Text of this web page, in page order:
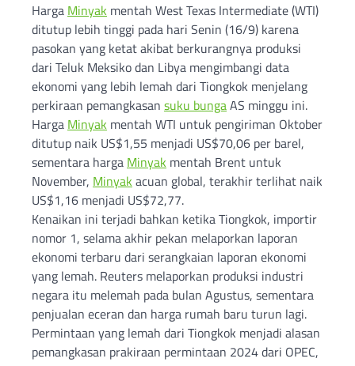
Harga Minyak mentah West Texas Intermediate (WTI)
ditutup lebih tinggi pada hari Senin (16/9) karena
pasokan yang ketat akibat berkurangnya produksi
dari Teluk Meksiko dan Libya mengimbangi data
ekonomi yang lebih lemah dari Tiongkok menjelang
perkiraan pemangkasan suku bungaAS minggu ini.
Harga Minyak mentah WTI untuk pengiriman Oktober
ditutup naik US$1,55 menjadi US$70,06 per barel,
sementara harga Minyak mentah Brent untuk
November, Minyak acuan global, terakhir terlihat naik
US$1,16 menjadi US$72,77.
Kenaikan ini terjadi bahkan ketika Tiongkok, importir
nomor 1, selama akhir pekan melaporkan laporan
ekonomi terbaru dari serangkaian laporan ekonomi
yang lemah. Reuters melaporkan produksi industri
negara itu melemah pada bulan Agustus, sementara
penjualan eceran dan harga rumah baru turun lagi.
Permintaan yang lemah dari Tiongkok menjadi alasan
pemangkasan prakiraan permintaan 2024 dari OPEC,